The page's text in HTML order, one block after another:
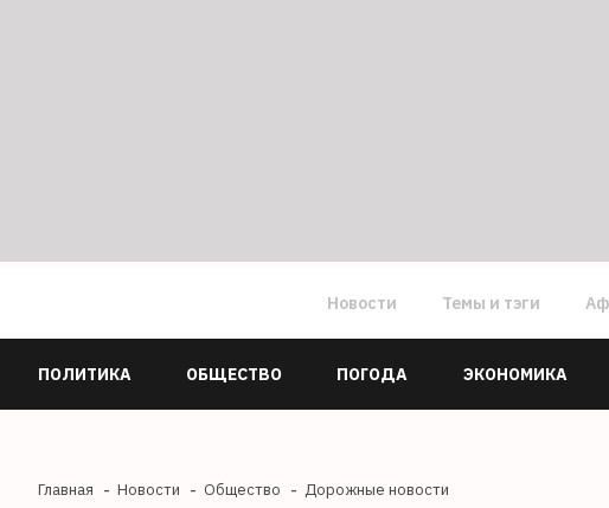
Новости Темы и тэги
ПОЛИТИКА ОБЩЕСТВО ПОГОДА ЭКОНОМИКА
Главная Новости Общество Дорожные новости